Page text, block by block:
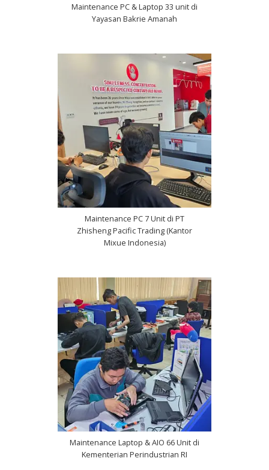
Maintenance PC & Laptop 33 unit di
Yayasan Bakrie Amanah
Maintenance PC 7 Unit di PT
Zhisheng Pacific Trading (Kantor
Mixue Indonesia)
Maintenance Laptop & AIO 66 Unit di
Kementerian Perindustrian RI